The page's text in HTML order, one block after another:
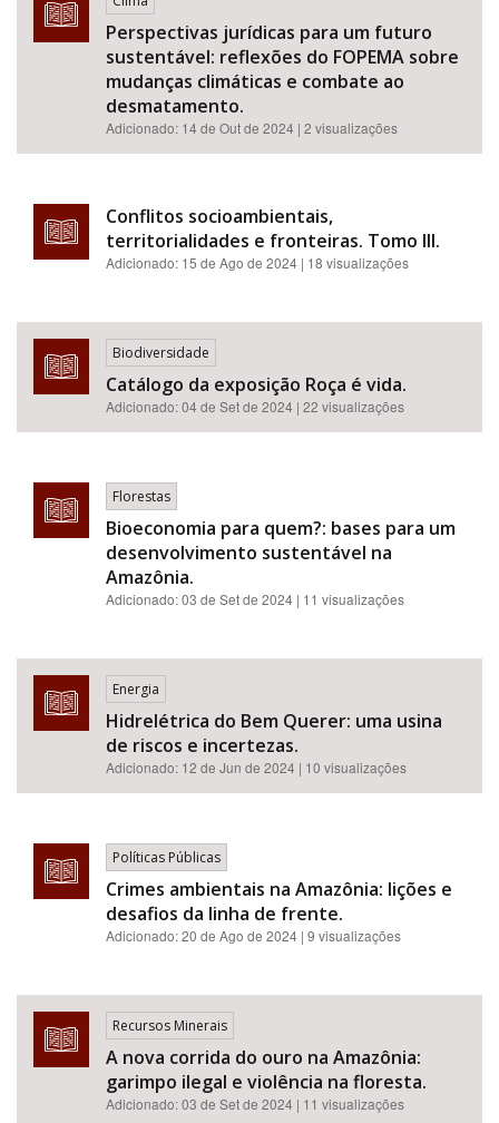
Perspectivas jurídicas para um futuro
sustentável: reflexões do FOPEMA sobre
mudanças climáticas e combate ao
desmatamento.
Adicionado: 14 de Out de 2024 | 2 visualizações
Conflitos socioambientais,
territorialidades e fronteiras. Tomo III.
Adicionado: 15 de Ago de 2024 | 18 visualizações
Biodiversidade
Catálogo da exposição Roça é vida.
Adicionado:04 de Set de 2024 | 22 visualizações
Florestas
Bioeconomia para quem?: bases para um
desenvolvimento sustentável na
Amazônia.
Adicionado:03 de Set de 2024 | 11 visualizações
Energia
Hidrelétrica do Bem Querer: uma usina
de riscos e incertezas.
Adicionado: 12 de Jun de 2024 | 10 visualizações
Políticas Públicas
Crimes ambientais na Amazônia: lições e
desafios da linha de frente.
Adicionado:20 de Ago de 2024 | 9 visualizações
Recursos Minerais
A nova corrida do ouro na Amazônia:
garimpo ilegal e violência na floresta.
Adicionado:03 de Set de 2024 | 11 visualizações